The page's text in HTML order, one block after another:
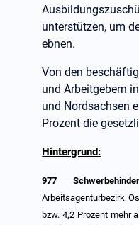
unterstützen, um
ebnen.
Von den
und Arbeitgebern
und Nordsachsen
Prozent die
Hintergrund:
977
Arbeitsagenturbezirk
bzw. 4,2 Prozent mehr